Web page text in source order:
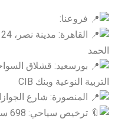
فروعنا:
الحمد
بورسعيد: قشلاق
التربية النوعية وبنك CIB
المنصورة: شارع
ترخيص سياحي: 698 سياحة عامة (أأ)